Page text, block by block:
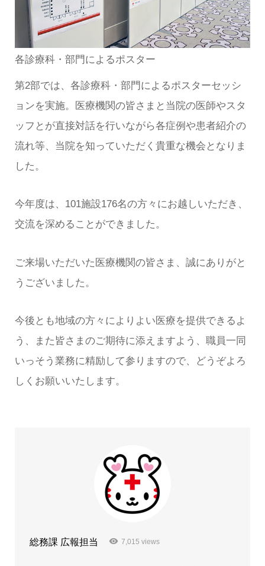
各診療科・部門によるポスター
第2部では、各診療科・部門によるポスターセッシ
ョンを実施。医療機関の皆さまと当院の医師やスタ
ッフとが直接対話を行いながら各症例や患者紹介の
流れ等、当院を知っていただく貴重な機会となりま
した。
今年度は、101施設176名の方々にお越しいただき、
交流を深めることができました。
ご来場いただいた医療機関の皆さま、誠にありがと
うございました。
今後とも地域の方々によりよい医療を提供できるよ
う、また皆さまのご期待に添えますよう、職員一同
いっそう業務に精励して参りますので、どうぞよろ
しくお願いいたします。
総務課 広報担当 7,015 views